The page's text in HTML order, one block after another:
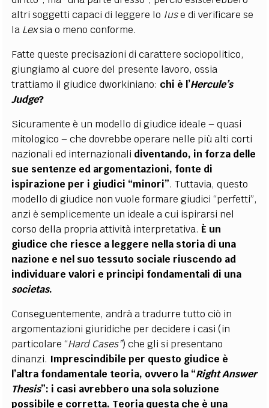
altri soggetti capaci di leggere lo Iuse di verificare se
la Lexsia o meno conforme.
Fatte queste precisazioni di carattere sociopolitico,
giungiamo al cuore del presente lavoro, ossia
trattiamo il giudice dworkiniano: chi è l’Hercule’s
Judge?
Sicuramente è un modello di giudice ideale – quasi
mitologico – che dovrebbe operare nelle più alti corti
nazionali ed internazionali diventando, in forza delle
sue sentenze ed argomentazioni, fonte di
ispirazione per i giudici “minori”. Tuttavia, questo
modello di giudice non vuole formare giudici “perfetti”,
anzi è semplicemente un ideale a cui ispirarsi nel
corso della propria attività interpretativa. È un
giudice che riesce a leggere nella storia di una
nazione e nel suo tessuto sociale riuscendo ad
individuare valori e principi fondamentali di una
societas.
Conseguentemente, andrà a tradurre tutto ciò in
argomentazioni giuridiche per decidere i casi (in
particolare “Hard Cases”) che gli si presentano
dinanzi. Imprescindibile per questo giudice è
l’altra fondamentale teoria, ovvero la “Right Answer
Thesis”: i casi avrebbero una sola soluzione
possibile e corretta. Teoria questa che è una